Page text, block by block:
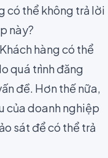
có thể không trả lời
này?
hàng có thể
quá trình đăng
đề. Hơn thế nữa,
của doanh nghiệp
sát để có thể trả